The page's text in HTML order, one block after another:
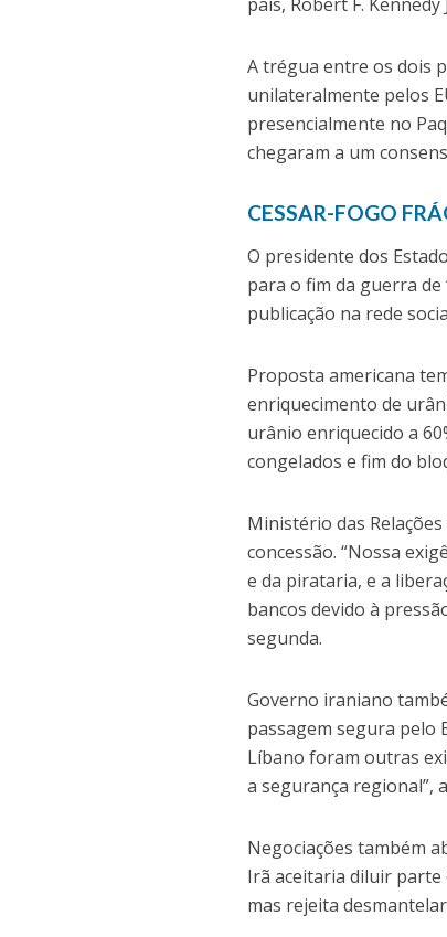
A trégua entre os dois
unilateralmente pelos
presencialmente no
chegaram a um
CESSAR-FOGO
O presidente dos
para o fim da guerra
publicação na rede
Proposta americana
enriquecimento de
urânio enriquecido a
congelados e fim do
Ministério das
concessão. “Nossa
e da pirataria, e a
bancos devido à
segunda.
Governo iraniano
passagem segura pelo
Líbano foram outras
a segurança regional”,
Negociações também
Irã aceitaria diluir
mas rejeita